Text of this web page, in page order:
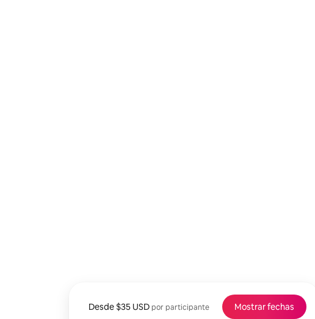
Desde $35 USD por participante
Desde $35 USD por persona Mostrar fechas